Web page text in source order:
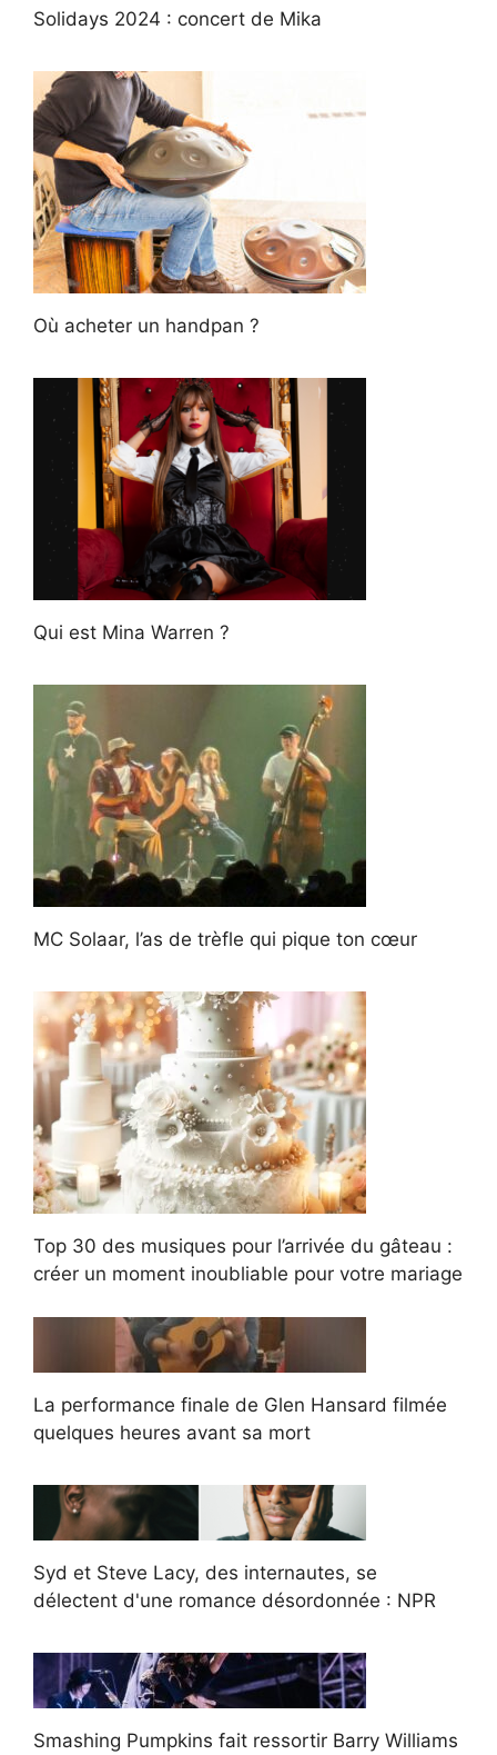
Solidays 2024 : concert de Mika
Où acheter un handpan ?
Qui est Mina Warren ?
MC Solaar, l’as de trèfle qui pique ton cœur
Top 30 des musiques pour l’arrivée du gâteau :
créer un moment inoubliable pour votre mariage
La performance finale de Glen Hansard filmée
quelques heures avant sa mort
Syd et Steve Lacy, des internautes, se
délectent d'une romance désordonnée : NPR
Smashing Pumpkins fait ressortir Barry Williams